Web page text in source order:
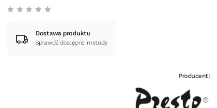
Dostawa produktu
Sprawdź dostępne metody
Producent: